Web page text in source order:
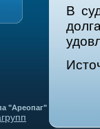
В
"Ареопаг"